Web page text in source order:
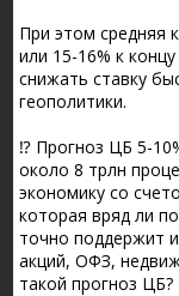
При этом средняя
или 15-16% к
снижать ставку
геополитики.
⁉️ Прогноз ЦБ 5-
около 8 трлн
экономику со
которая вряд ли
точно поддержит
акций, ОФЗ,
такой прогноз ЦБ?